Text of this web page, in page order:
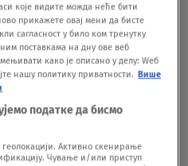
nakon diplomiranja,
Neki od njih zaposle se
sve to, treba dodati i
које видите можда неће бити
прикажете овај мени да бисте
сагласност у било ком тренутку
поставкама на дну ове веб
како је описано у делу: Wеб
нашу политику приватности. Више
податке да бисмо
Активно скенирање
Чување и/или приступ